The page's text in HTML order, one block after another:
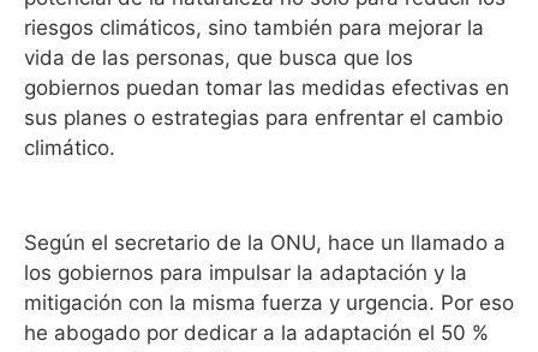
riesgos climáticos, sino también para mejorar la
vida de las personas, que busca que los
gobiernos puedan tomar las medidas efectivas en
sus planes o estrategias para enfrentar el cambio
climático.
Según el secretario de la ONU, hace un llamado a
los gobiernos para impulsar la adaptación y la
mitigación con la misma fuerza y urgencia. Por eso
he abogado por dedicar a la adaptación el 50 %